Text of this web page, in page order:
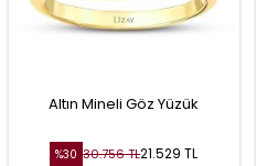
Altın Mineli Göz Yüzük
%30 30.756TL21.529 TL